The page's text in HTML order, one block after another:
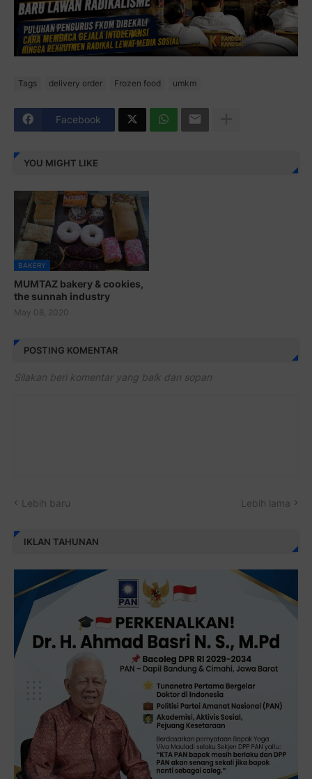
Tags delivery order Frozen food umkm
Facebook
YOU MIGHT LIKE
BAKERY
MUMTAZ bakery & cookies,
the sunnah industry
May 08, 2020
POSTING KOMENTAR
Silakan beri komentar yang baik dan sopan
Lebih baru Lebih lama
IKLAN TAHUNAN